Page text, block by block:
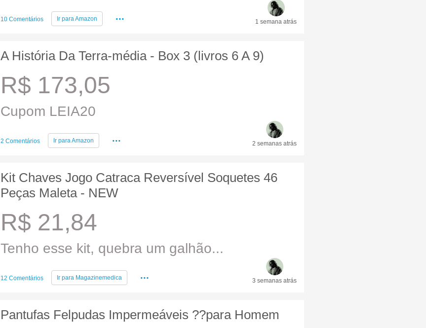
10 Comentários Ir paraAmazon ... 1 semana atrás
A História Da Terra-média - Box 3 (livros 6 A 9)
R$ 173,05
Cupom LEIA20
2 Comentários Ir paraAmazon ... 2 semanas atrás
Kit Chaves Jogo Catraca Reversível Soquetes 46
Peças Maleta - NEW
R$ 21,84
Tenho esse kit, quebra um galhão...
12 Comentários Ir para Magazinemedica ... 3 semanas atrás
Pantufas Felpudas Impermeáveis ??para Homem